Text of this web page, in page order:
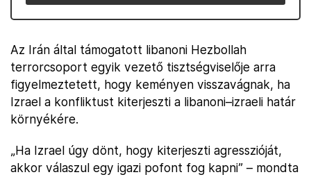
Az Irán által támogatott libanoni Hezbollah
terrorcsoport egyik vezető tisztségviselője arra
figyelmeztetett, hogy keményen visszavágnak, ha
Izrael a konfliktust kiterjeszti a libanoni–izraeli határ
környékére.
„Ha Izrael úgy dönt, hogy kiterjeszti agresszióját,
akkor válaszul egy igazi pofont fog kapni” – mondta